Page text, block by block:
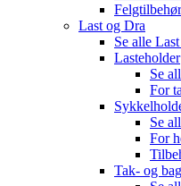
Felgtilbehør
Last og Dra
Se alle
Lasteholder
Se
For
Se
For
Tak- og